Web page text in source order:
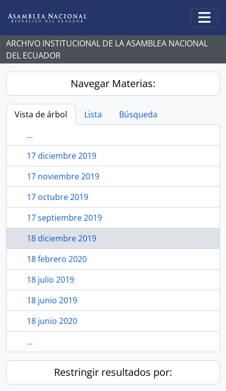
ARCHIVO INSTITUCIONAL DE LA ASAMBLEA NACIONAL
DEL ECUADOR
Navegar Materias:
Vista de árbol Lista
Búsqueda
...
17 diciembre 2019
17 noviembre 2019
17 octubre 2019
17 septiembre 2019
18 diciembre 2019
18 febrero 2020
18 julio 2019
18 junio 2019
18 junio 2020
...
Restringir resultados por: